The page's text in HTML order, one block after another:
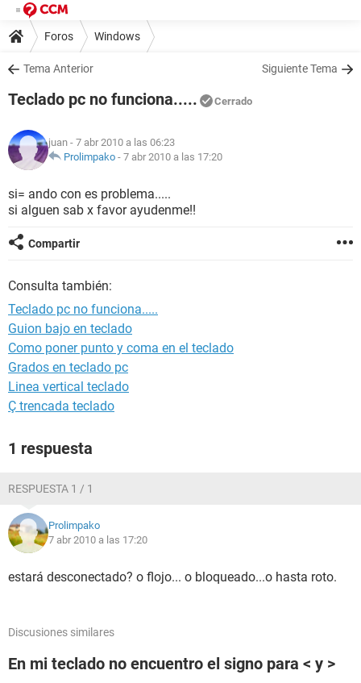
Foros Windows
Tema Anterior Siguiente Tema
Teclado pc no funciona..... Cerrado
juan - 7 abr 2010 a las 06:23
Prolimpako - 7 abr 2010 a las 17:20
si= ando con es problema.....
si alguen sab x favor ayudenme!!
Compartir
Consulta también:
Teclado pc no funciona.....
Guion bajo en teclado
Como poner punto y coma en el teclado
Grados en teclado pc
Linea vertical teclado
Ç trencada teclado
1 respuesta
RESPUESTA 1 / 1
Prolimpako
7 abr 2010 a las 17:20
estará desconectado? o flojo... o bloqueado...o hasta roto.
Discusiones similares
En mi teclado no encuentro el signo para < y >